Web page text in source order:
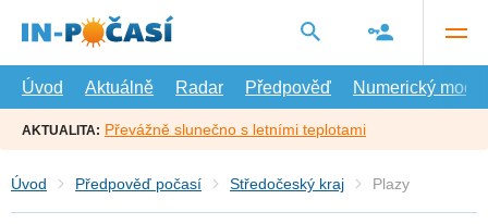
hlavní
Úvod
Aktuálně Radar Předpověď Numerický model
AKTUALITA: Převážně slunečno s letními teplotami
Úvod Předpověď počasí Středočeský kraj Plazy